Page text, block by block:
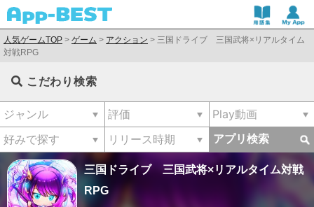
人気ゲームTOP > ゲーム > アクション > 三国ドライブ 三国武将×リアルタイム
対戦RPG
こだわり検索
アプリ検索
三国ドライブ 三国武将×リアルタイム対戦
RPG